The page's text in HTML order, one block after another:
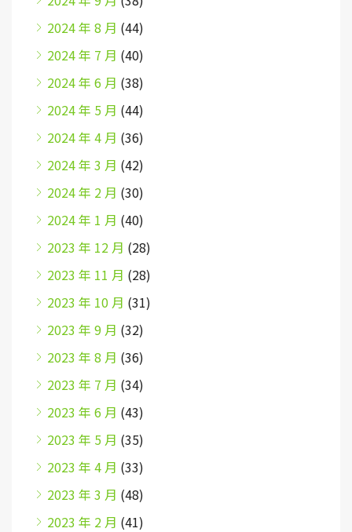
2024 年 8 月 (44)
2024 年 7 月 (40)
2024 年 6 月 (38)
2024 年 5 月 (44)
2024 年 4 月 (36)
2024 年 3 月 (42)
2024 年 2 月 (30)
2024 年 1 月 (40)
2023 年 12 月 (28)
2023 年 11 月 (28)
2023 年 10 月 (31)
2023 年 9 月 (32)
2023 年 8 月 (36)
2023 年 7 月 (34)
2023 年 6 月 (43)
2023 年 5 月 (35)
2023 年 4 月 (33)
2023 年 3 月 (48)
2023 年 2 月 (41)